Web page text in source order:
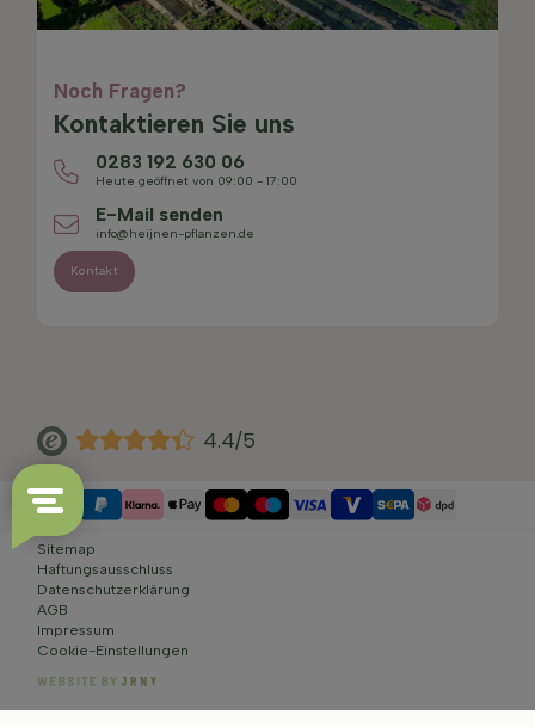
Noch Fragen?
Kontaktieren Sie uns
0283 192 630 06
Heute geöffnet von 09:00 - 17:00
E-Mail senden
info@heijnen-pflanzen.de
Kontakt
4.4/5
Sitemap
Haftungsausschluss
Datenschutzerklärung
AGB
Impressum
Cookie-Einstellungen